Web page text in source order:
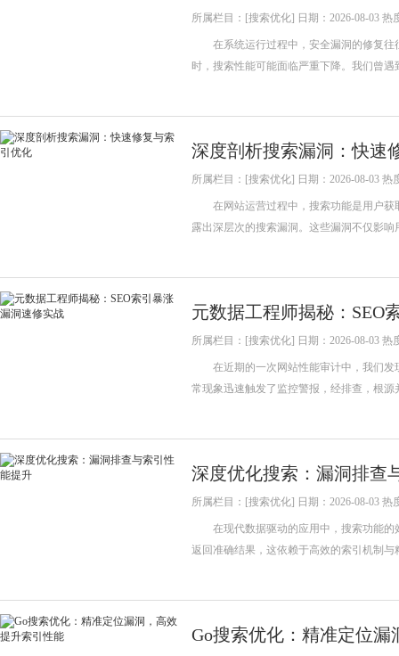
所属栏目：[搜索优化] 日期：2026-08-03 热
在系统运行过程中，安全漏洞的修复往
时，搜索性能可能面临严重下降。我们曾
深度剖析搜索漏洞：快速
所属栏目：[搜索优化] 日期：2026-08-03 热
在网站运营过程中，搜索功能是用户获
露出深层次的搜索漏洞。这些漏洞不仅影
元数据工程师揭秘：SEO
所属栏目：[搜索优化] 日期：2026-08-03 热
在近期的一次网站性能审计中，我们发
常现象迅速触发了监控警报，经排查，根
深度优化搜索：漏洞排查
所属栏目：[搜索优化] 日期：2026-08-03 热
在现代数据驱动的应用中，搜索功能的
返回准确结果，这依赖于高效的索引机制
Go搜索优化：精准定位